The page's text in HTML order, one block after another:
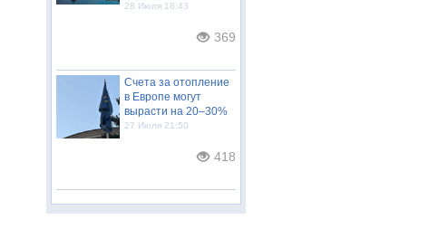
28 Июля 18:43
369
Счета за отопление
в Европе могут
вырасти на 20–30%
27 Июля 21:50
418